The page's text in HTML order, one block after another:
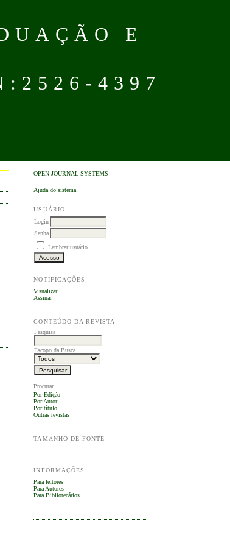
E
4397
OPEN JOURNAL SYSTEMS
Ajuda do sistema
USUÁRIO
Login
Senha
Lembrar usuário
NOTIFICAÇÕES
Visualizar
Assinar
CONTEÚDO DA REVISTA
Pesquisa
Escopo da Busca
Procurar
Por Edição
Por Autor
Por título
Outras revistas
TAMANHO DE FONTE
INFORMAÇÕES
Para leitores
Para Autores
Para Bibliotecários